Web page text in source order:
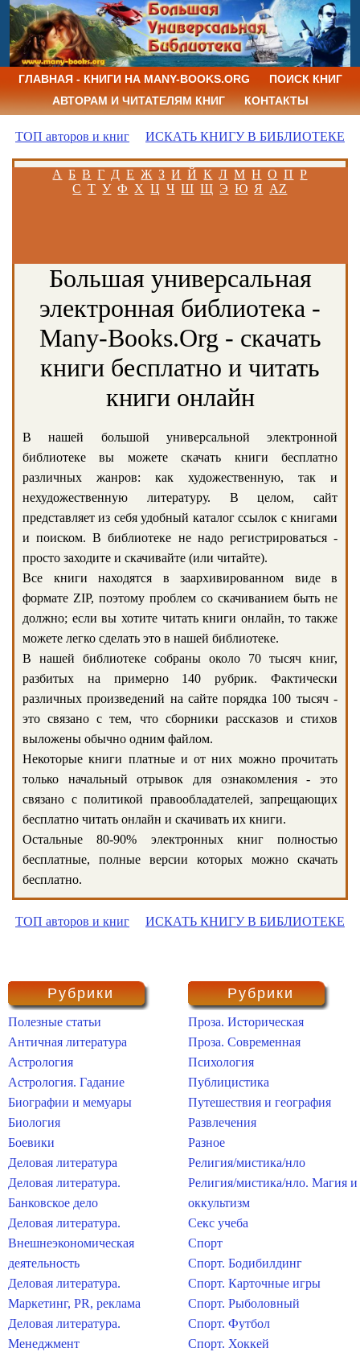
ГЛАВНАЯ - КНИГИ НА MANY-BOOKS.ORG
ПОИСК КНИГ
АВТОРАМ И ЧИТАТЕЛЯМ КНИГ
КОНТАКТЫ
ТОП авторов и книг ИСКАТЬ КНИГУ В БИБЛИОТЕКЕ
А Б В Г Д Е Ж З И Й К Л М Н О П Р
С Т У Ф Х Ц Ч Ш Щ Э Ю Я AZ
Большая универсальная
электронная библиотека -
Many-Books.Org - скачать
книги бесплатно и читать
книги онлайн
В нашей большой универсальной электронной
библиотеке вы можете скачать книги бесплатно
различных жанров: как художественную, так и
нехудожественную литературу. В целом, сайт
представляет из себя удобный каталог ссылок с книгами
и поиском. В библиотеке не надо регистрироваться -
просто заходите и скачивайте (или читайте).
Все книги находятся в заархивированном виде в
формате ZIP, поэтому проблем со скачиванием быть не
должно; если вы хотите читать книги онлайн, то также
можете легко сделать это в нашей библиотеке.
В нашей библиотеке собраны около 70 тысяч книг,
разбитых на примерно 140 рубрик. Фактически
различных произведений на сайте порядка 100 тысяч -
это связано с тем, что сборники рассказов и стихов
выложены обычно одним файлом.
Некоторые книги платные и от них можно прочитать
только начальный отрывок для ознакомления - это
связано с политикой правообладателей, запрещающих
бесплатно читать онлайн и скачивать их книги.
Остальные 80-90% электронных книг полностью
бесплатные, полные версии которых можно скачать
бесплатно.
ТОП авторов и книг ИСКАТЬ КНИГУ В БИБЛИОТЕКЕ
Рубрики
Полезные статьи
Античная литература
Астрология
Астрология. Гадание
Биографии и мемуары
Биология
Боевики
Деловая литература
Деловая литература.
Банковское дело
Деловая литература.
Внешнеэкономическая
деятельность
Деловая литература.
Маркетинг, PR, реклама
Деловая литература.
Менеджмент
Рубрики
Проза. Историческая
Проза. Современная
Психология
Публицистика
Путешествия и география
Развлечения
Разное
Религия/мистика/нло
Религия/мистика/нло. Магия и
оккультизм
Секс учеба
Спорт
Спорт. Бодибилдинг
Спорт. Карточные игры
Спорт. Рыболовный
Спорт. Футбол
Спорт. Хоккей